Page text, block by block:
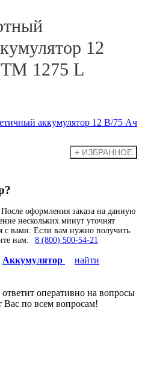
12
1275 L
оформления заказа на данную
нескольких минут уточнят
с вами. Если вам нужно получить
нам:
8 (800) 500-54-21
Аккумулятор
найти
оперативно на вопросы
Вас по всем вопросам!